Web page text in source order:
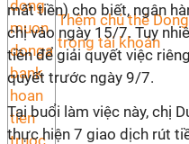
Thêm chủ thẻ
trong tài khoản
mất tiền) cho biết, ngân
chị vào ngày 15/7. Tuy
tiền để giải quyết việc
quyết trước ngày 9/7.
Tại buổi làm việc này, chị
thực hiện 7 giao dịch rút